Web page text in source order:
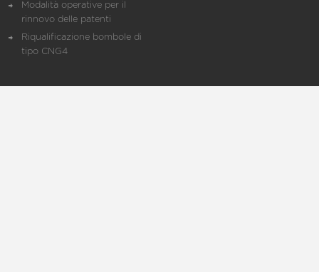
Modalità operative per il
rinnovo delle patenti
Riqualificazione bombole di
tipo CNG4